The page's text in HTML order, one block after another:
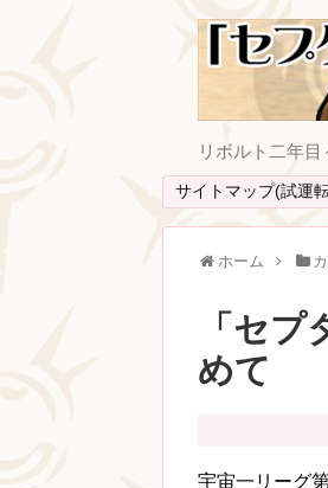
リボルト二年
サイトマップ(試運
ホーム
「セ
めて
宇宙一リーグ